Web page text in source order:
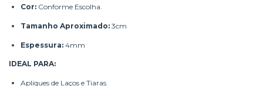
Cor: Conforme Escolha.
Tamanho Aproximado: 3cm
Espessura: 4mm
IDEAL PARA:
Apliques de Laços e Tiaras.